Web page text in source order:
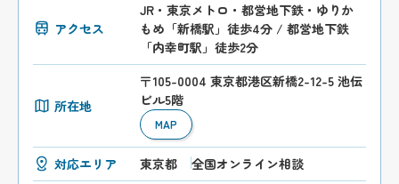
アクセス
JR・東京メトロ・都営地下鉄・ゆりか
もめ「新橋駅」徒歩4分 / 都営地下鉄
「内幸町駅」徒歩2分
所在地
〒105-0004 東京都港区新橋2-12-5 池伝
ビル5階
MAP
対応エリア 東京都 全国オンライン相談